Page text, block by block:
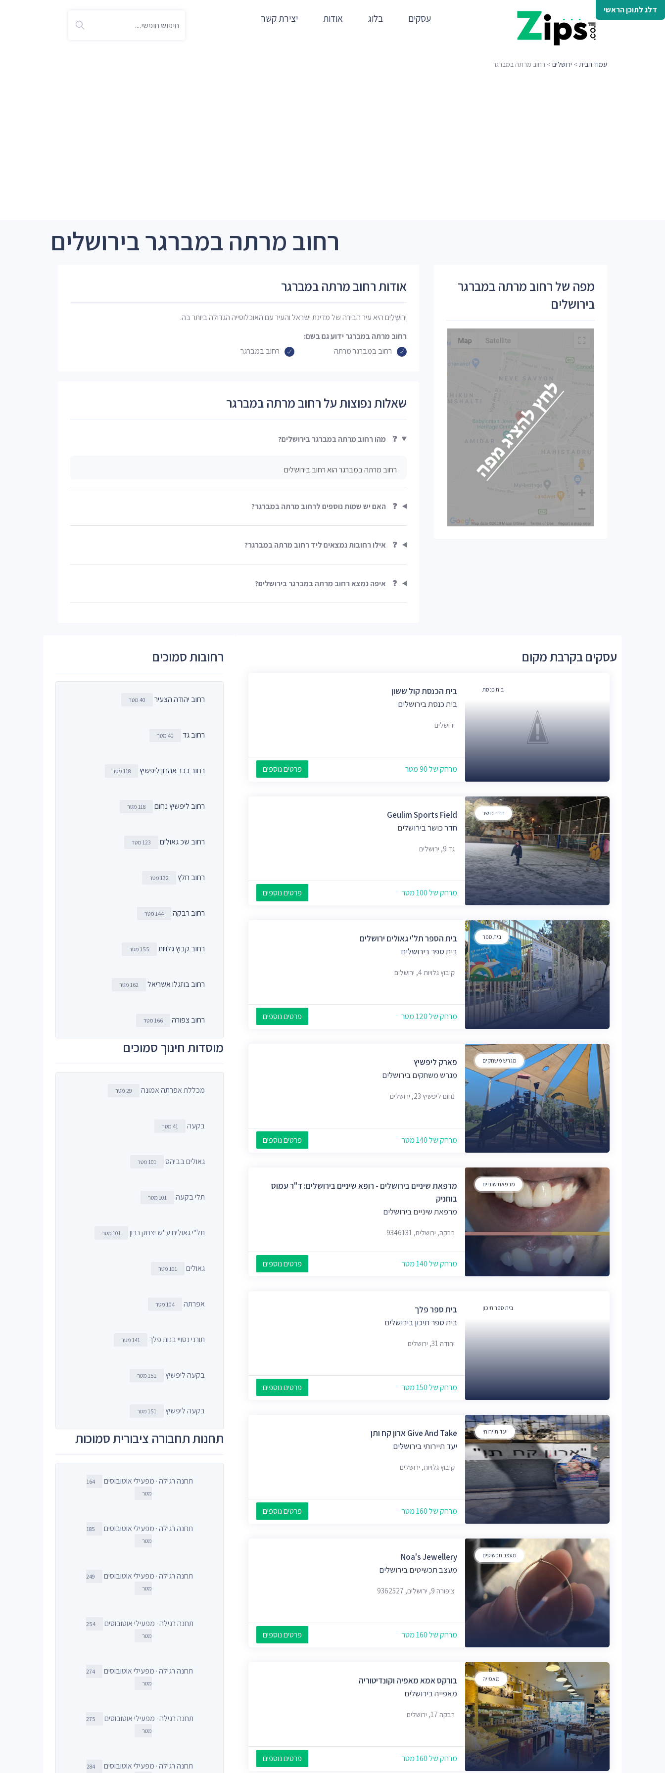
דלג לתוכן הראשי
עסקים בלוג אודות יצירת קשר
עמוד הבית > ירושלים > רחוב מרתה במברגר
רחוב מרתה במברגר בירושלים
אודות רחוב מרתה במברגר
יְרוּשָׁלַיִם היא עיר הבירה של מדינת ישראל והעיר עם האוכלוסייה הגדולה ביותר בה.
רחוב מרתה במברגר ידוע גם בשם:
רחוב במברגר מרתה
רחוב במברגר
שאלות נפוצות על רחוב מרתה במברגר
❓ מהו רחוב מרתה במברגר בירושלים?
רחוב מרתה במברגר הוא רחוב בירושלים
❓ האם יש שמות נוספים לרחוב מרתה במברגר?
❓ אילו רחובות נמצאים ליד רחוב מרתה במברגר?
❓ איפה נמצא רחוב מרתה במברגר בירושלים?
מפה של רחוב מרתה במברגר
בירושלים
עסקים בקרבת מקום
בית כנסת
בית הכנסת קול ששון
בית כנסת בירושלים
ירושלים
מרחק של 90 מטר פרטים נוספים
חדר כושר
Geulim Sports Field
חדר כושר בירושלים
גד 9, ירושלים
מרחק של 100 מטר פרטים נוספים
בית ספר
בית הספר תל'י גאולים ירושלים
בית ספר בירושלים
קיבוץ גלויות 4, ירושלים
מרחק של 120 מטר פרטים נוספים
מגרש משחקים
פארק ליפשיץ
מגרש משחקים בירושלים
נחום ליפשיץ 23, ירושלים
מרחק של 140 מטר פרטים נוספים
מרפאת שיניים
מרפאת שיניים בירושלים - רופא שיניים בירושלים: ד"ר עמוס
בוחניק
מרפאת שיניים בירושלים
רבקה, ירושלים, 9346131
מרחק של 140 מטר פרטים נוספים
בית ספר תיכון
בית ספר פלך
בית ספר תיכון בירושלים
יהודה 31, ירושלים
מרחק של 150 מטר פרטים נוספים
יעד תיירותי
Give And Take ארון קח ותן
יעד תיירותי בירושלים
קיבוץ גלויות, ירושלים
מרחק של 160 מטר פרטים נוספים
מעצב תכשיטים
Noa's Jewellery
מעצב תכשיטים בירושלים
ציפורה 9, ירושלים, 9362527
מרחק של 160 מטר פרטים נוספים
מאפייה
בורקס אמא מאפיה וקונדיטוריה
מאפייה בירושלים
רבקה 17, ירושלים
מרחק של 160 מטר פרטים נוספים
רחובות סמוכים
רחוב יהודה הצעיר 40 מטר
רחוב גד 40 מטר
רחוב ככר אהרון ליפשיץ 118 מטר
רחוב ליפשיץ נחום 118 מטר
רחוב שכ גאולים 123 מטר
רחוב חלץ 132 מטר
רחוב רבקה 144 מטר
רחוב קבוץ גלויות 155 מטר
רחוב בוזגלו אשריאל 162 מטר
רחוב צפורה 166 מטר
מוסדות חינוך סמוכים
מכללת אפרתה אמונה 29 מטר
בקעה 41 מטר
גאולים בביהס 101 מטר
תלי בקעה 101 מטר
תל"י גאולים ע"ש יצחק נבון 101 מטר
גאולים 101 מטר
אפרתה 104 מטר
תורני נסויי בנות פלך 141 מטר
בקעה ליפשיץ 151 מטר
בקעה ליפשיץ 151 מטר
תחנות תחבורה ציבורית סמוכות
תחנה רגילה · מפעילי אוטובוסים
164
מטר
תחנה רגילה · מפעילי אוטובוסים
185
מטר
תחנה רגילה · מפעילי אוטובוסים
249
מטר
תחנה רגילה · מפעילי אוטובוסים
254
מטר
תחנה רגילה · מפעילי אוטובוסים
274
מטר
תחנה רגילה · מפעילי אוטובוסים
275
מטר
תחנה רגילה · מפעילי אוטובוסים 284